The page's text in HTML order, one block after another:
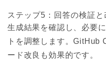
ステップ5：回答の検証と
生成結果を確認し、必要
トを調整します。GitHub
ード改良も効果的です。